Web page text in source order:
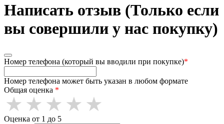
Написать отзыв (Только если
вы совершили у нас покупку)
Номер телефона (который вы вводили при покупке)*
Номер телефона может быть указан в любом формате
Общая оценка *
Оценка от 1 до 5